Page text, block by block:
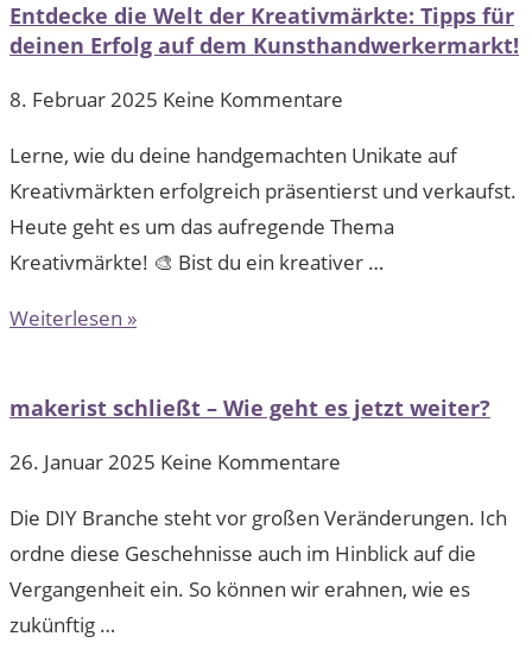
Entdecke die Welt der Kreativmärkte: Tipps für
deinen Erfolg auf dem Kunsthandwerkermarkt!
8. Februar 2025 Keine Kommentare
Lerne, wie du deine handgemachten Unikate auf
Kreativmärkten erfolgreich präsentierst und verkaufst.
Heute geht es um das aufregende Thema
Kreativmärkte! 🎨 Bist du ein kreativer …
Weiterlesen »
makerist schließt – Wie geht es jetzt weiter?
26. Januar 2025 Keine Kommentare
Die DIY Branche steht vor großen Veränderungen. Ich
ordne diese Geschehnisse auch im Hinblick auf die
Vergangenheit ein. So können wir erahnen, wie es
zukünftig …